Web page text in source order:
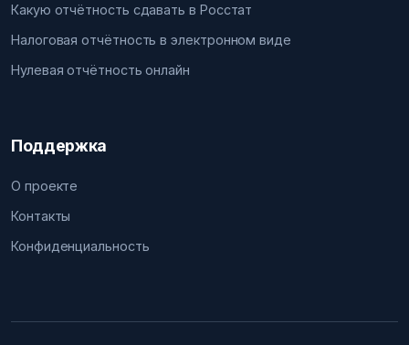
Какую отчётность сдавать в Росстат
Налоговая отчётность в электронном виде
Нулевая отчётность онлайн
Поддержка
О проекте
Контакты
Конфиденциальность